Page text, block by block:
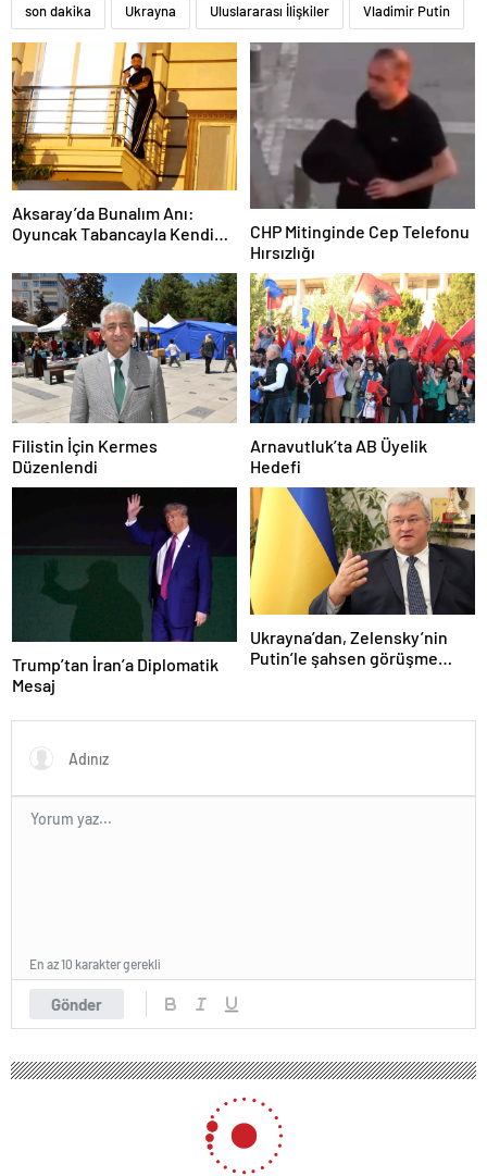
son dakika Ukrayna Uluslararası İlişkiler Vladimir Putin
Aksaray’da Bunalım Anı:
Oyuncak Tabancayla Kendine
CHP Mitinginde Cep Telefonu
Hırsızlığı
Filistin İçin Kermes
Düzenlendi
Arnavutluk’ta AB Üyelik
Hedefi
Trump’tan İran’a Diplomatik
Mesaj
Ukrayna’dan, Zelensky’nin
Putin’le şahsen görüşme
Gönder
En az 10 karakter gerekli